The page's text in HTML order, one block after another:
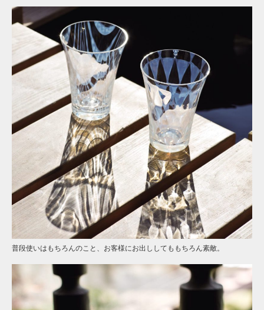
普段使いはもちろんのこと、お客様にお出ししてももちろん素敵。